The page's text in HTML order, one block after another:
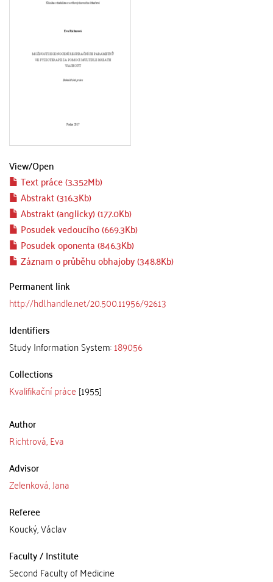
View/Open
Text práce (3.352Mb)
Abstrakt (316.3Kb)
Abstrakt (anglicky) (177.0Kb)
Posudek vedoucího (669.3Kb)
Posudek oponenta (846.3Kb)
Záznam o průběhu obhajoby (348.8Kb)
Permanent link
http://hdl.handle.net/20.500.11956/92613
Identifiers
Study Information System:189056
Collections
Kvalifikační práce [1955]
Author
Richtrová, Eva
Advisor
Zelenková, Jana
Referee
Koucký, Václav
Faculty / Institute
Second Faculty of Medicine